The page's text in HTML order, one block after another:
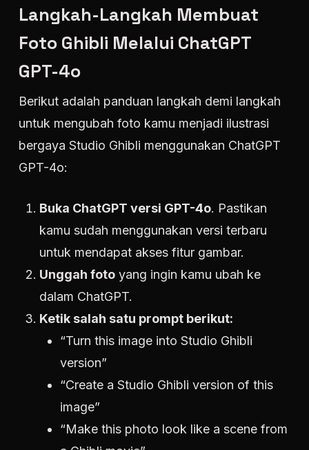
Langkah-Langkah Membuat
Foto Ghibli Melalui ChatGPT
GPT-4o
Berikut adalah panduan langkah demi langkah
untuk mengubah foto kamu menjadi ilustrasi
bergaya Studio Ghibli menggunakan ChatGPT
GPT-4o:
Buka ChatGPT versi GPT-4o. Pastikan
kamu sudah menggunakan versi terbaru
untuk mendapat akses fitur gambar.
Unggah fotoyang ingin kamu ubah ke
dalam ChatGPT.
Ketik salah satu prompt berikut:
“Turn this image into Studio Ghibli
version”
“Create a Studio Ghibli version of this
image”
“Make this photo look like a scene from